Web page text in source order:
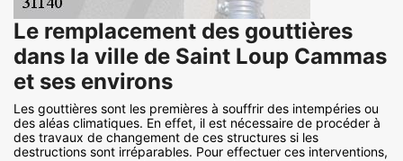
Le remplacement des gouttières
dans la ville de Saint Loup Cammas
et ses environs
Les gouttières sont les premières à souffrir des intempéries ou
des aléas climatiques. En effet, il est nécessaire de procéder à
des travaux de changement de ces structures si les
destructions sont irréparables. Pour effectuer ces interventions,